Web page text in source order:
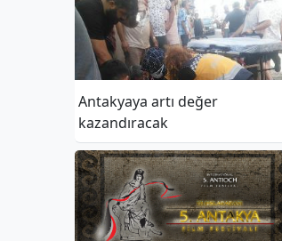
Antakyaya artı değer
kazandıracak